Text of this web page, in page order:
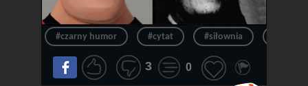
#czarny humor #cytat #siłownia
3 0